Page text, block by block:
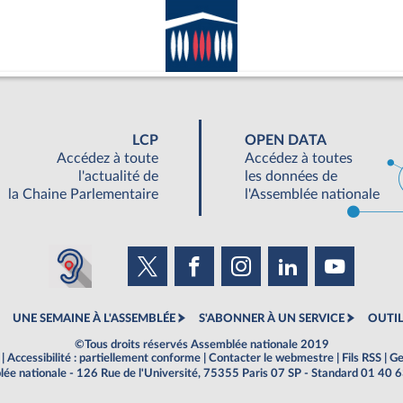
LCP
Accédez à toute
l'actualité de
la Chaine Parlementaire
OPEN DATA
Accédez à toutes
les données de
l'Assemblée nationale
UNE SEMAINE À L'ASSEMBLÉE S'ABONNER À UN SERVICE
©Tous droits réservés Assemblée nationale 2019
Accessibilité : partiellement conforme Contacter le webmestre Fils RSS
nationale - 126 Rue de l'Université, 75355 Paris 07 SP - Standard 01 40